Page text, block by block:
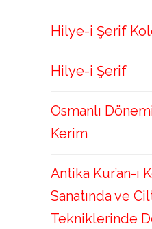
Hilye-i Şerif
Hilye-i Şerif
Osmanlı
Kerim
Antika Kur’an-ı
Sanatında ve
Tekniklerinde